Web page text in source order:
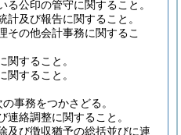
る公印の管守に関すること。
計及び報告に関すること。
その他会計事務に関するこ
関すること。
関すること。
事務をつかさどる。
連絡調整に関すること。
及び徴収猶予の総括並びに連